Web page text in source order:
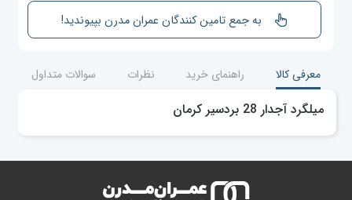
به جمع تامین کنندگان عمران مدرن بپیوندید!
معرفی کالا راهنمای خرید نظرات سوالات متداول
میلگرد آجدار 28 بردسیر کرمان